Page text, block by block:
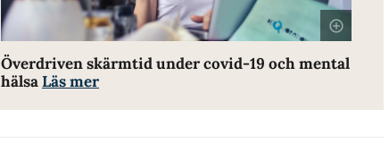
Överdriven skärmtid under covid-19 och mental
hälsaLäs mer